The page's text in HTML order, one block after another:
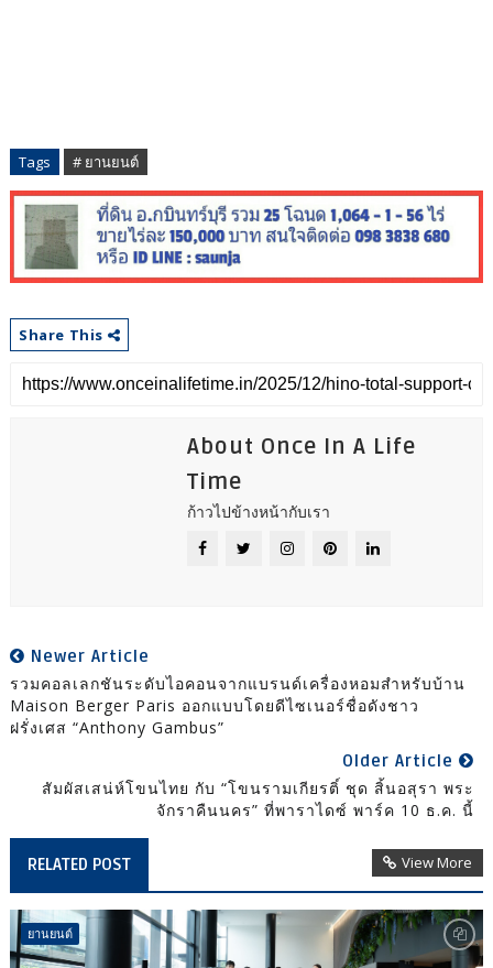
Tags # ยานยนต์
Share This
About Once In A Life
Time
ก้าวไปข้างหน้ากับเรา
Newer Article
รวมคอลเลกชันระดับไอคอนจากแบรนด์เครื่องหอมสำหรับบ้าน
Maison Berger Paris ออกแบบโดยดีไซเนอร์ชื่อดังชาว
ฝรั่งเศส “Anthony Gambus”
Older Article
สัมผัสเสน่ห์โขนไทย กับ “โขนรามเกียรติ์ ชุด สิ้นอสุรา พระ
จักราคืนนคร” ที่พาราไดซ์ พาร์ค 10 ธ.ค. นี้
RELATED POST View More
ยานยนต์